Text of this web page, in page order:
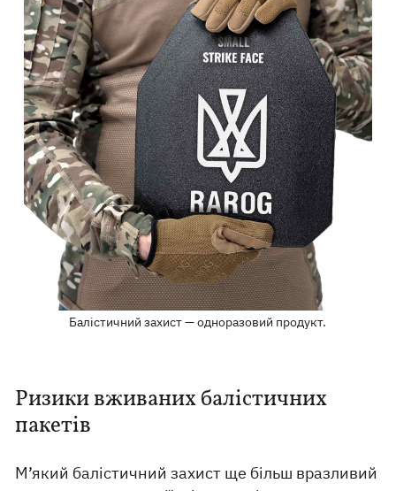
Балістичний захист — одноразовий продукт.
Ризики вживаних балістичних
пакетів
М’який балістичний захист ще більш вразливий